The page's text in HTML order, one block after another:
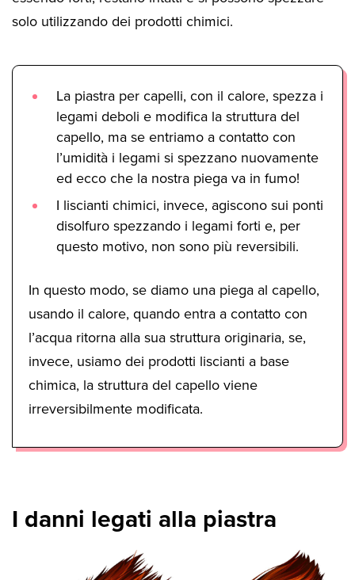
solo utilizzando dei prodotti chimici.
La piastra per capelli, con il calore, spezza i
legami deboli e modifica la struttura del
capello, ma se entriamo a contatto con
l’umidità i legami si spezzano nuovamente
ed ecco che la nostra piega va in fumo!
I liscianti chimici, invece, agiscono sui ponti
disolfuro spezzando i legami forti e, per
questo motivo, non sono più reversibili.
In questo modo, se diamo una piega al capello,
usando il calore, quando entra a contatto con
l’acqua ritorna alla sua struttura originaria, se,
invece, usiamo dei prodotti liscianti a base
chimica, la struttura del capello viene
irreversibilmente modificata.
I danni legati alla piastra